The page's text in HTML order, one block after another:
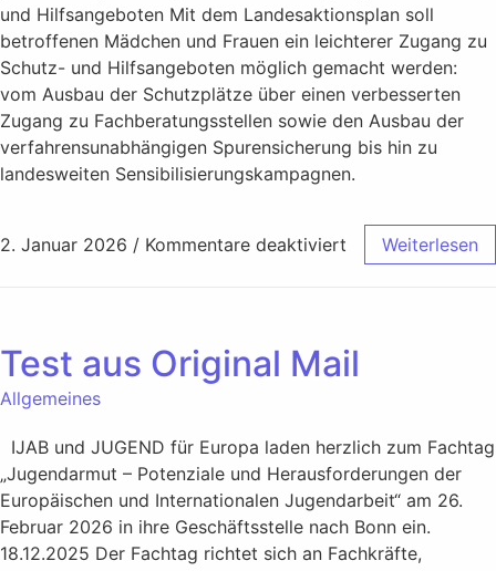
und Hilfsangeboten Mit dem Landesaktionsplan soll
betroffenen Mädchen und Frauen ein leichterer Zugang zu
Schutz- und Hilfsangeboten möglich gemacht werden:
vom Ausbau der Schutzplätze über einen verbesserten
Zugang zu Fachberatungsstellen sowie den Ausbau der
verfahrensunabhängigen Spurensicherung bis hin zu
landesweiten Sensibilisierungskampagnen.
2. Januar 2026 / Kommentare deaktiviert Weiterlesen
Test aus Original Mail
Allgemeines
IJAB und JUGEND für Europa laden herzlich zum Fachtag
„Jugendarmut – Potenziale und Herausforderungen der
Europäischen und Internationalen Jugendarbeit“ am 26.
Februar 2026 in ihre Geschäftsstelle nach Bonn ein.
18.12.2025 Der Fachtag richtet sich an Fachkräfte,